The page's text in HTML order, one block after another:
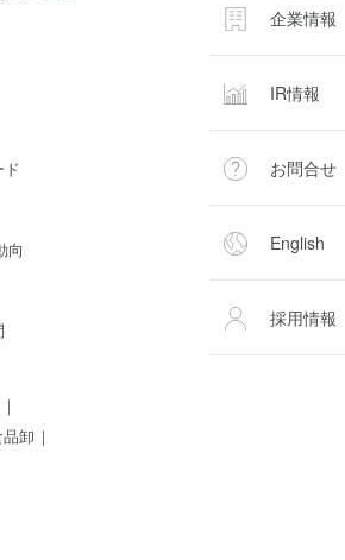
ド
向
卸
企業情報
IR情報
お問合せ
English
採用情報